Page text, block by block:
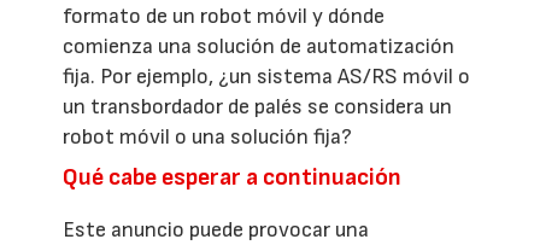
formato de un robot móvil y dónde
comienza una solución de automatización
fija. Por ejemplo, ¿un sistema AS/RS móvil o
un transbordador de palés se considera un
robot móvil o una solución fija?
Qué cabe esperar a continuación
Este anuncio puede provocar una